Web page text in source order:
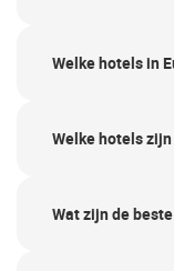
Welke hotels in
Welke hotels
Wat zijn de